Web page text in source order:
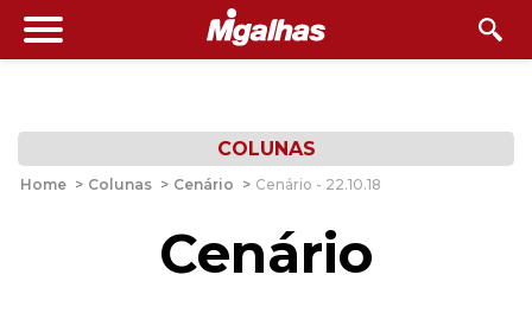
COLUNAS
Home > Colunas > Cenário > Cenário - 22.10.18
Cenário